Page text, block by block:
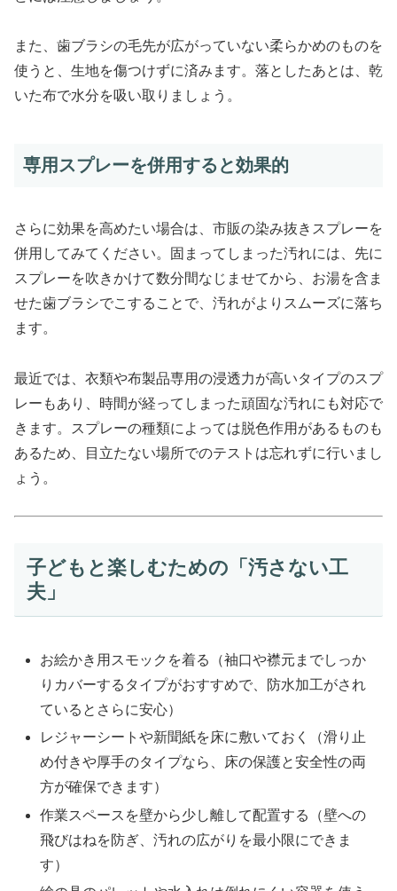
また、歯ブラシの毛先が広がっていない柔らかめのものを
使うと、生地を傷つけずに済みます。落としたあとは、乾
いた布で水分を吸い取りましょう。
専用スプレーを併用すると効果的
さらに効果を高めたい場合は、市販の染み抜きスプレーを
併用してみてください。固まってしまった汚れには、先に
スプレーを吹きかけて数分間なじませてから、お湯を含ま
せた歯ブラシでこすることで、汚れがよりスムーズに落ち
ます。
最近では、衣類や布製品専用の浸透力が高いタイプのスプ
レーもあり、時間が経ってしまった頑固な汚れにも対応で
きます。スプレーの種類によっては脱色作用があるものも
あるため、目立たない場所でのテストは忘れずに行いまし
ょう。
子どもと楽しむための「汚さない工
夫」
お絵かき用スモックを着る（袖口や襟元までしっか
りカバーするタイプがおすすめで、防水加工がされ
ているとさらに安心）
レジャーシートや新聞紙を床に敷いておく（滑り止
め付きや厚手のタイプなら、床の保護と安全性の両
方が確保できます）
作業スペースを壁から少し離して配置する（壁への
飛びはねを防ぎ、汚れの広がりを最小限にできま
す）